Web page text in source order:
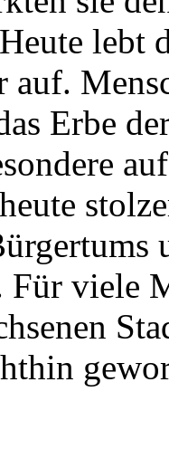
lebt
Erbe
Für viele